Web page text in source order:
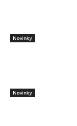
Novinky
Novinky